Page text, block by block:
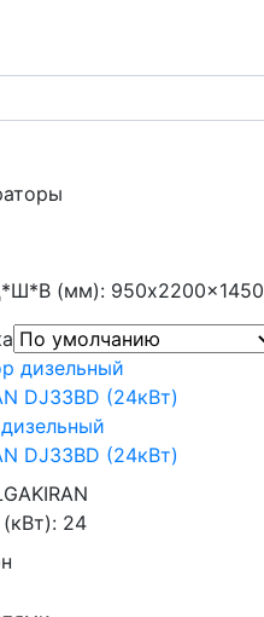
(мм): 950x2200x1450
DJ33BD (24кВт)
24